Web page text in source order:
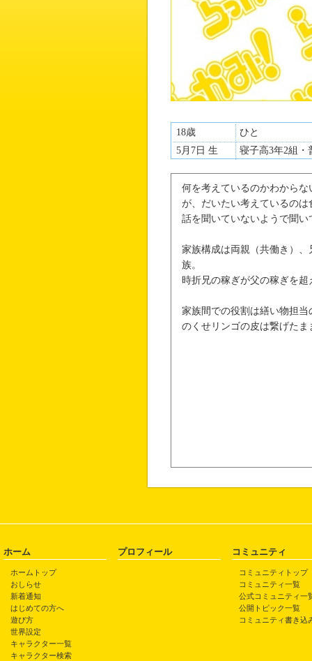
18歳
ひと
5月7日 生
寝子高3年2組・
何を考えているのかわから
が、だいたい考えているの
話を聞いていないようで聞
家族構成は両親（共働き）
族。
時折兄の稼ぎが父の稼ぎを
家族間での役割は繕い物担
のくせリンゴの皮は繋げた
ホーム
ホームトップ
おしらせ
新着通知
はじめての方へ
遊び方
世界設定
キャラクター一覧
キャラクター検索
プロフィール コミュニティ
コミュニティトップ
コミュニティ一覧
公式コミュニティ一
公開トピック一覧
コミュニティ書き込